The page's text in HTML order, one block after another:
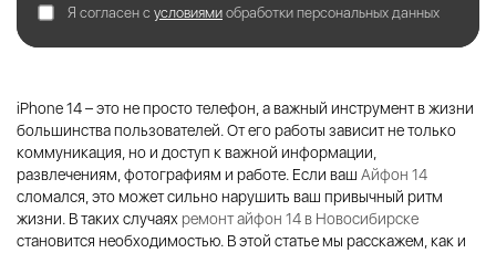
Я согласен с условиями обработки персональных данных
iPhone 14 – это не просто телефон, а важный инструмент в жизни
большинства пользователей. От его работы зависит не только
коммуникация, но и доступ к важной информации,
развлечениям, фотографиям и работе. Если ваш Айфон 14
сломался, это может сильно нарушить ваш привычный ритм
жизни. В таких случаях ремонт айфон 14 в Новосибирске
становится необходимостью. В этой статье мы расскажем, как и